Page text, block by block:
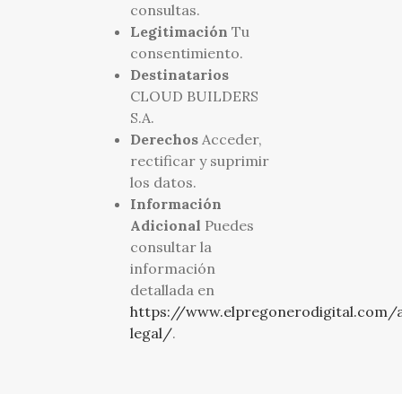
consultas.
Legitimación Tu
consentimiento.
Destinatarios
CLOUD BUILDERS
S.A.
DerechosAcceder,
rectificar y suprimir
los datos.
Información
Adicional Puedes
consultar la
información
detallada en
https://www.elpregonerodigital.com/
legal/.